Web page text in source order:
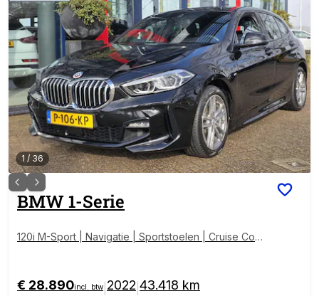
1 / 36
BMW1-Serie
120i M-Sport | Navigatie | Sportstoelen | Cruise Contr
€ 28.890incl. btw 2022 43.418 km